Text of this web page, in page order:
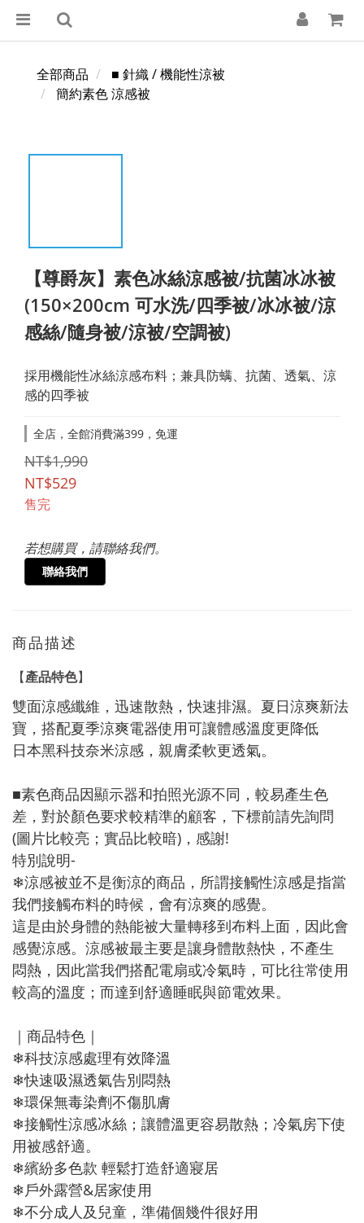
全部商品
■ 針織 / 機能性涼被
簡約素色 涼感被
【尊爵灰】素色冰絲涼感被/抗菌冰冰被
(150×200cm 可水洗/四季被/冰冰被/涼
感絲/隨身被/涼被/空調被)
採用機能性冰絲涼感布料；兼具防螨、抗菌、透氣、涼
感的四季被
全店，全館消費滿399，免運
NT$1,990
NT$529
售完
若想購買，請聯絡我們。
聯絡我們
商品描述
【 產品特色】
雙面涼感纖維，迅速散熱，快速排濕。夏日涼爽新法
寶，搭配夏季涼爽電器使用可讓體感溫度更降低
日本黑科技奈米涼感，親膚柔軟更透氣。
■素色商品因顯示器和拍照光源不同，較易產生色
差，對於顏色要求較精準的顧客，下標前請先詢問
(圖片比較亮；實品比較暗)，感謝!
特別說明-
❄涼感被並不是衡涼的商品，所謂接觸性涼感是指當
我們接觸布料的時候，會有涼爽的感覺。
這是由於身體的熱能被大量轉移到布料上面，因此會
感覺涼感。涼感被最主要是讓身體散熱快，不產生
悶熱，因此當我們搭配電扇或冷氣時，可比往常使用
較高的溫度；而達到舒適睡眠與節電效果。
｜商品特色｜
❄科技涼感處理有效降溫
❄快速吸濕透氣告別悶熱
❄環保無毒染劑不傷肌膚
❄接觸性涼感冰絲；讓體溫更容易散熱；冷氣房下使
用被感舒適。
❄繽紛多色款 輕鬆打造舒適寢居
❄戶外露營&居家使用
❄不分成人及兒童，準備個幾件很好用